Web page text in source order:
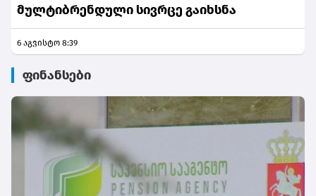
მულტიბრენდული სივრცე გაიხსნა
6 აგვისტო 8:39
ფინანსები